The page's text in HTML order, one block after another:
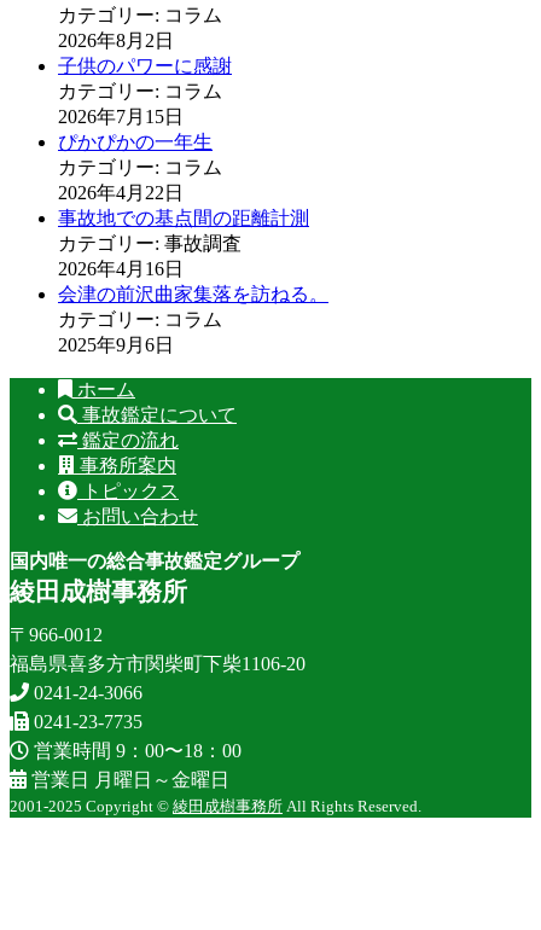
カテゴリー: コラム
2026年8月2日
子供のパワーに感謝
カテゴリー: コラム
2026年7月15日
ぴかぴかの一年生
カテゴリー: コラム
2026年4月22日
事故地での基点間の距離計測
カテゴリー: 事故調査
2026年4月16日
会津の前沢曲家集落を訪ねる。
カテゴリー: コラム
2025年9月6日
ホーム
事故鑑定について
鑑定の流れ
事務所案内
トピックス
お問い合わせ
国内唯一の総合事故鑑定グループ
綾田成樹事務所
〒966-0012
福島県喜多方市関柴町下柴1106-20
0241-24-3066
0241-23-7735
営業時間 9：00〜18：00
営業日 月曜日～金曜日
2001-2025 Copyright © 綾田成樹事務所 All Rights Reserved.